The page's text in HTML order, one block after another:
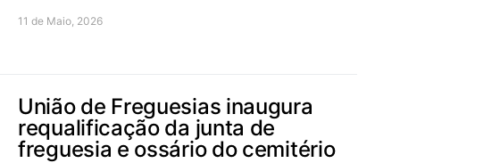
11 de Maio, 2026
União de Freguesias inaugura
requalificação da junta de
freguesia e ossário do cemitério